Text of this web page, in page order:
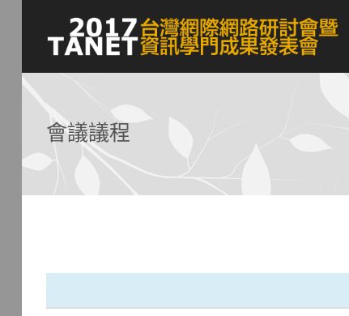
會議議程